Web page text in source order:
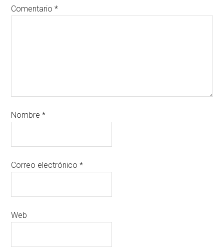
Comentario*
Nombre*
Correo electrónico*
Web